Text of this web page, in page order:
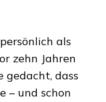
als
zehn Jahren
gedacht, dass
– und schon